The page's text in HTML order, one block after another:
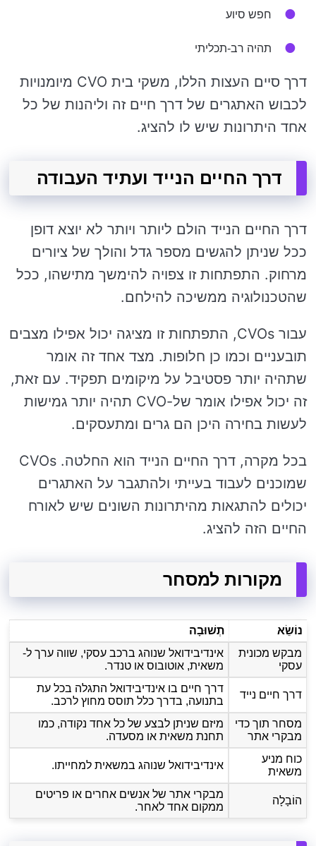
חפש סיוע
תהיה רב-תכליתי
דרך סיים העצות הללו, משקי בית CVO מיומנויות
לכבוש האתגרים של דרך חיים זה וליהנות של כל
אחד היתרונות שיש לו להציג.
דרך החיים הנייד ועתיד העבודה
דרך החיים הנייד הולם ליותר ויותר לא יוצא דופן
ככל שניתן להגשים מספר גדל והולך של ציורים
מרחוק. התפתחות זו צפויה להימשך מתישהו, ככל
שהטכנולוגיה ממשיכה להילחם.
עבור CVOs, התפתחות זו מציגה יכול אפילו מצבים
תובעניים וכמו כן חלופות. מצד אחד זה אומר
שתהיה יותר פסטיבל על מיקומים תפקיד. עם זאת,
זה יכול אפילו אומר של-CVO תהיה יותר גמישות
לעשות בחירה היכן הם גרים ומתעסקים.
בכל מקרה, דרך החיים הנייד הוא החלטה. CVOs
שמוכנים לעבוד בעייתי ולהתגבר על האתגרים
יכולים להתגאות מהיתרונות השונים שיש לאורח
החיים הזה להציג.
מקורות למסחר
נוֹשֵׂא
תְשׁוּבָה
מבקש מכונית
עסקי
אינדיבידואל שנוהג ברכב עסקי, שווה ערך ל-
משאית, אוטובוס או טנדר.
דרך חיים נייד
דרך חיים בו אינדיבידואל התגלה בכל עת
בתנועה, בדרך כלל תוסס מחוץ לרכב.
מסחר תוך כדי
מבקרי אתר
מיזם שניתן לבצע של כל אחד נקודה, כמו
תחנת משאית או מסעדה.
כוח מניע
משאית
אינדיבידואל שנוהג במשאית למחייתו.
הוֹבָלָה
מבקרי אתר של אנשים אחרים או פריטים
ממקום אחד לאחר.